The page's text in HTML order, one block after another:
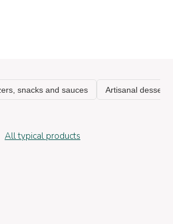
All typical products